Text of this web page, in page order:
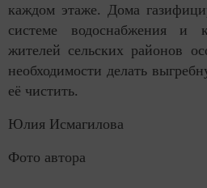
каждом этаже. Дома
системе водоснабжения и
жителей сельских районов
необходимости делать
её чистить.
Юлия Исмагилова
Фото автора